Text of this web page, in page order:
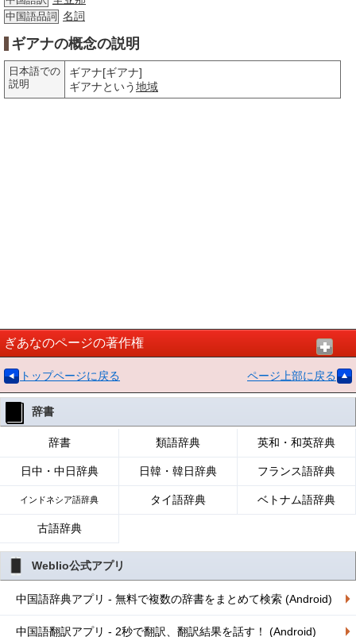
中国語品詞 名詞
ギアナの概念の説明
日本語での
説明
ギアナ[ギアナ]
ギアナという地域
ぎあなのページの著作権
トップページに戻る ページ上部に戻る
辞書
辞書 類語辞典 英和・和英辞典
日中・中日辞典 日韓・韓日辞典 フランス語辞典
インドネシア語辞典 タイ語辞典 ベトナム語辞典
古語辞典
Weblio公式アプリ
中国語辞典アプリ - 無料で複数の辞書をまとめて検索 (Android)
中国語翻訳アプリ - 2秒で翻訳、翻訳結果を話す！ (Android)